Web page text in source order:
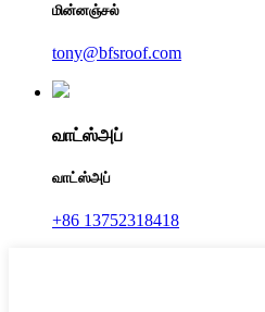
மின்னஞ்சல்
tony@bfsroof.com
வாட்ஸ்அப்
வாட்ஸ்அப்
+86 13752318418